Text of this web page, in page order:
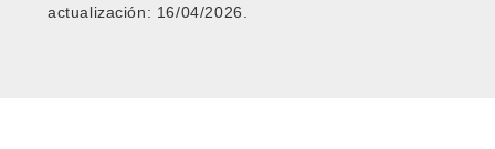
actualización: 16/04/2026.